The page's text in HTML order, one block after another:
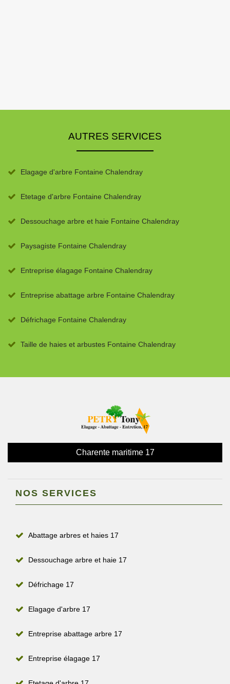
AUTRES SERVICES
Elagage d'arbre Fontaine Chalendray
Etetage d'arbre Fontaine Chalendray
Dessouchage arbre et haie Fontaine Chalendray
Paysagiste Fontaine Chalendray
Entreprise élagage Fontaine Chalendray
Entreprise abattage arbre Fontaine Chalendray
Défrichage Fontaine Chalendray
Taille de haies et arbustes Fontaine Chalendray
Charente maritime 17
NOS SERVICES
Abattage arbres et haies 17
Dessouchage arbre et haie 17
Défrichage 17
Elagage d'arbre 17
Entreprise abattage arbre 17
Entreprise élagage 17